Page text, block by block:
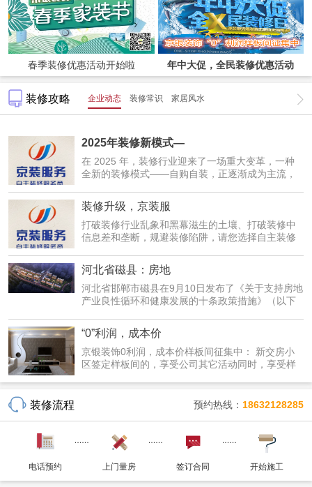
春季装修优惠活动开始啦 年中大促，全民装修优惠活动
装修攻略 企业动态 装修常识 家居风水
2025年装修新模式—
在 2025 年，装修行业迎来了一场重大变革，一种
全新的装修模式——自购自装，正逐渐成为主流，
装修升级，京装服
打破装修行业乱象和黑幕滋生的土壤、打破装修中
信息差和垄断，规避装修陷阱，请您选择自主装修
河北省磁县：房地
河北省邯郸市磁县在9月10日发布了《关于支持房地
产业良性循环和健康发展的十条政策措施》（以下
“0”利润，成本价
京银装饰0利润，成本价样板间征集中： 新交房小
区签定样板间的，享受公司其它活动同时，享受样
装修流程 预约热线： 18632128285
电话预约 上门量房 签订合同 开始施工